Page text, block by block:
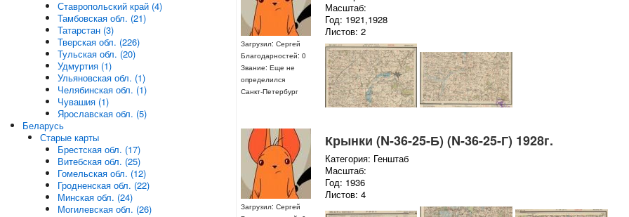
Загрузил: Сергей
Благодарностей: 0
Звание: Еще не
определился
Санкт-Петербург
Масштаб:
Год: 1921,1928
Листов: 2
Загрузил: Сергей
Крынки (N-36-25-Б) (N-36-25-Г) 1928г.
Категория: Генштаб
Масштаб:
Год: 1936
Листов: 4
Ставропольский край (4)
Тамбовская обл. (21)
Татарстан (3)
Тверская обл. (226)
Тульская обл. (20)
Удмуртия (1)
Ульяновская обл. (1)
Челябинская обл. (1)
Чувашия (1)
Ярославская обл. (5)
Беларусь
Старые карты
Брестская обл. (17)
Витебская обл. (25)
Гомельская обл. (12)
Гродненская обл. (22)
Минская обл. (24)
Могилевская обл. (26)